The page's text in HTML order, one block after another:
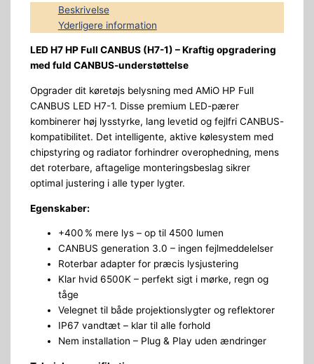
Beskrivelse
Yderligere information
LED H7 HP Full CANBUS (H7-1) – Kraftig opgradering
med fuld CANBUS-understøttelse
Opgrader dit køretøjs belysning med AMiO HP Full
CANBUS LED H7-1. Disse premium LED-pærer
kombinerer høj lysstyrke, lang levetid og fejlfri CANBUS-
kompatibilitet. Det intelligente, aktive kølesystem med
chipstyring og radiator forhindrer overophedning, mens
det roterbare, aftagelige monteringsbeslag sikrer
optimal justering i alle typer lygter.
Egenskaber:
+400 % mere lys – op til 4500 lumen
CANBUS generation 3.0 – ingen fejlmeddelelser
Roterbar adapter for præcis lysjustering
Klar hvid 6500K – perfekt sigt i mørke, regn og
tåge
Velegnet til både projektionslygter og reflektorer
IP67 vandtæt – klar til alle forhold
Nem installation – Plug & Play uden ændringer